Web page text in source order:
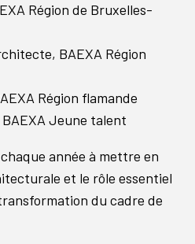
Région de Bruxelles-
BAEXA Région
Région flamande
Jeune talent
année à mettre en
et le rôle essentiel
du cadre de